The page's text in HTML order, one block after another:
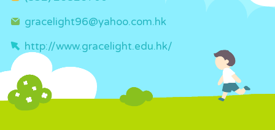
gracelight96@yahoo.com.hk
http://www.gracelight.edu.hk/